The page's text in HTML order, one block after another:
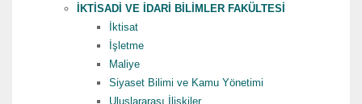
İKTİSADİ VE İDARİ BİLİMLER FAKÜLTESİ
İktisat
İşletme
Maliye
Siyaset Bilimi ve Kamu Yönetimi
Uluslararası İlişkiler